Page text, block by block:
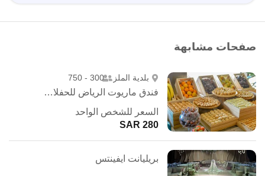
صفحات مشابهة
بلدية الملز 300 - 750
فندق ماريوت الرياض للحفلات الخارجية
السعر للشخص الواحد
280 SAR
بريليانت ايفينتس